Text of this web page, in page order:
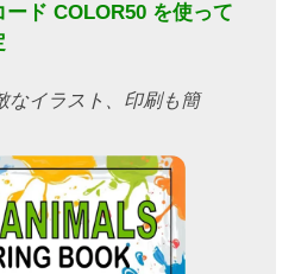
ード COLOR50 を使って
なイラスト、印刷も簡